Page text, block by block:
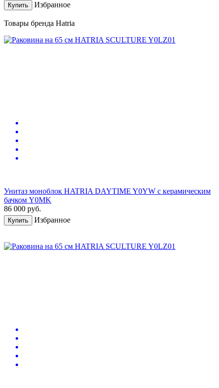
Купить Избранное
Товары бренда Hatria
Унитаз моноблок HATRIA DAYTIME Y0YW с керамическим
бачком Y0MK
86 000 руб.
Купить Избранное